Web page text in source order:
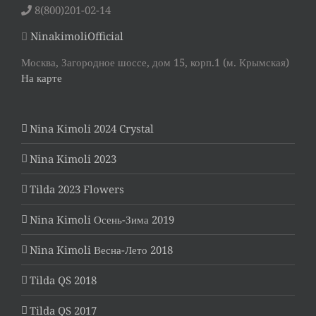
8(800)201-02-14
NinakimoliOfficial
Москва, Загородное шоссе, дом 15, корп.1 (м. Крымская)
На карте
Nina Kimoli 2024 Crystal
Nina Kimoli 2023
Tilda 2023 Flowers
Nina Kimoli Осень-Зима 2019
Nina Kimoli Весна-Лето 2018
Tilda QS 2018
Tilda QS 2017